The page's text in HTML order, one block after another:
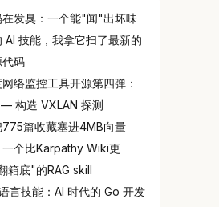
在发臭：一个能"闻"出坏味
AI 技能，我拿它扫了最新的
码
络监控工具开源第四弹：
构造 VXLAN 探测
775篇收藏塞进4MB向量
一个比Karpathy Wiki更
箱底"的RAG skill
言技能：AI 时代的 Go 开发